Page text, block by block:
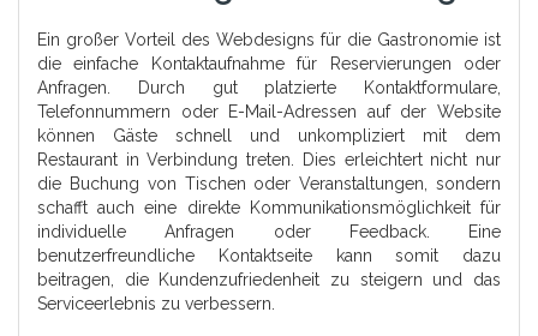
Ein großer Vorteil des Webdesigns für die Gastronomie ist
die einfache Kontaktaufnahme für Reservierungen oder
Anfragen. Durch gut platzierte Kontaktformulare,
Telefonnummern oder E-Mail-Adressen auf der Website
können Gäste schnell und unkompliziert mit dem
Restaurant in Verbindung treten. Dies erleichtert nicht nur
die Buchung von Tischen oder Veranstaltungen, sondern
schafft auch eine direkte Kommunikationsmöglichkeit für
individuelle Anfragen oder Feedback. Eine
benutzerfreundliche Kontaktseite kann somit dazu
beitragen, die Kundenzufriedenheit zu steigern und das
Serviceerlebnis zu verbessern.